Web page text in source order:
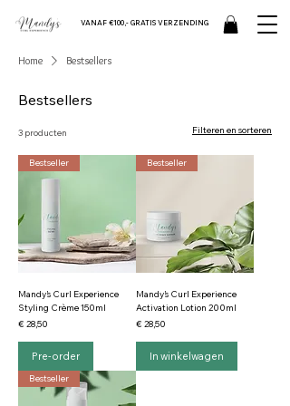
VANAF €100,- GRATIS VERZENDING
Home Bestsellers
Bestsellers
3 producten Filteren en sorteren
Bestseller
Mandy’s Curl Experience
Styling Crème 150ml
Prijs
€ 28,50
Pre-order
Bestseller
Mandy’s Curl Experience
Activation Lotion 200ml
Prijs
€ 28,50
In winkelwagen
Bestseller